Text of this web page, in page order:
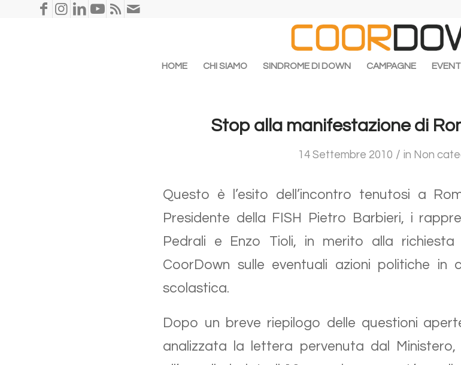
HOME CHI SIAMO SINDROME DI DOWN CAMPAGNE
Stop alla manifestazione di
14 Settembre 2010 / in Non
Questo è l’esito dell’incontro tenutosi a
Presidente della FISH Pietro Barbieri, i
Pedrali e Enzo Tioli, in merito alla
CoorDown sulle eventuali azioni politiche in
scolastica.
Dopo un breve riepilogo delle questioni
analizzata la lettera pervenuta dal